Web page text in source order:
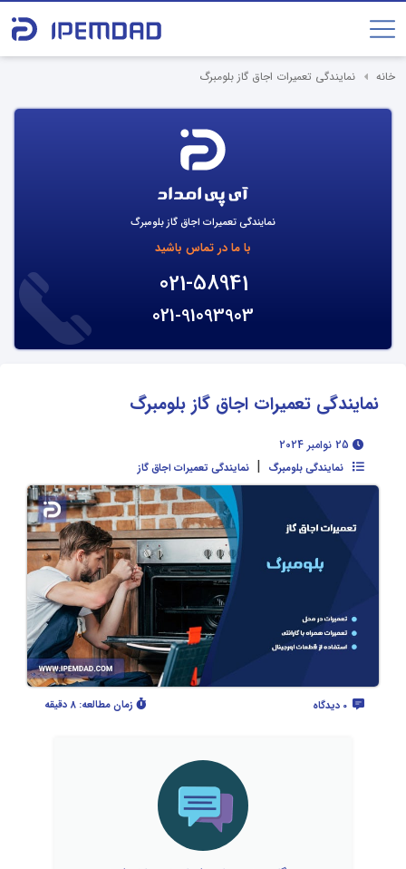
خانه نمایندگی تعمیرات اجاق گاز بلومبرگ
نمایندگی تعمیرات اجاق گاز بلومبرگ
با ما در تماس باشید
021-58941
021-91093903
نمایندگی تعمیرات اجاق گاز بلومبرگ
نمایندگی بلومبرگ | نمایندگی تعمیرات اجاق گاز
زمان مطالعه: 8 دقیقه